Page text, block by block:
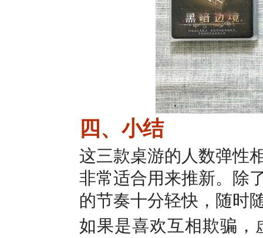
四、小结
这三款桌游的人数弹性
非常适合用来推新。除
的节奏十分轻快，随时
如果是喜欢互相欺骗，